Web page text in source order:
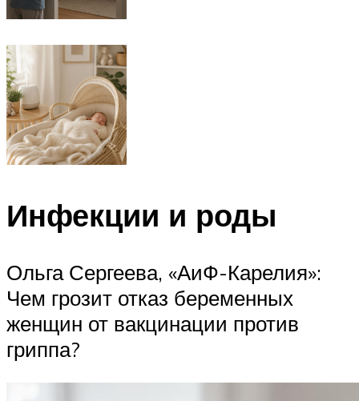
Инфекции и роды
Ольга Сергеева, «АиФ-Карелия»:
Чем грозит отказ беременных
женщин от вакцинации против
гриппа?